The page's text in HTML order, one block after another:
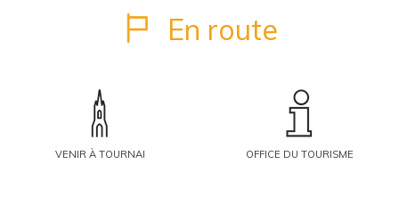
En route
VENIR À TOURNAI OFFICE DU TOURISME